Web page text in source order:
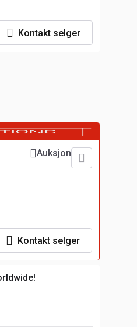
Kontakt selger
Auksjon
Kontakt selger